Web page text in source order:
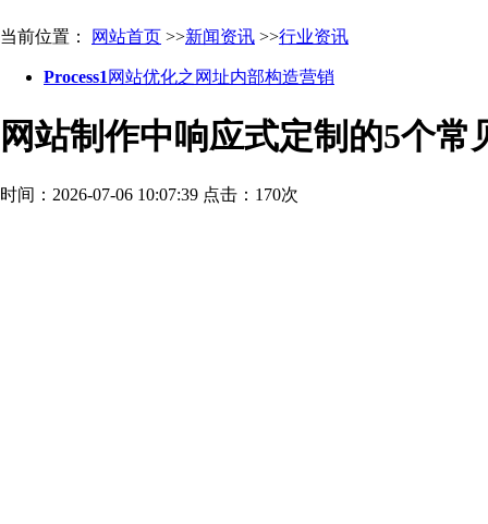
当前位置： 网站首页 >>新闻资讯 >>行业资讯
Process1 网站优化之网址内部构造营销
网站制作中响应式定制的5个常
时间：2026-07-06 10:07:39 点击：170次